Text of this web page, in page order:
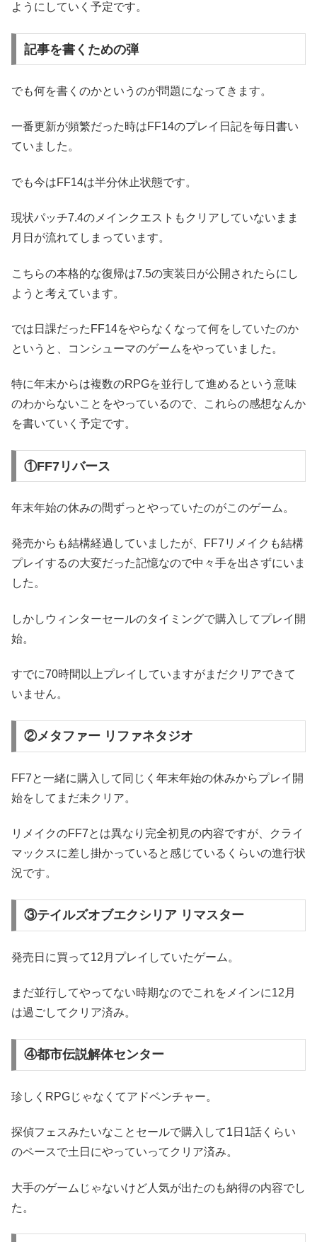
ようにしていく予定です。
記事を書くための弾
でも何を書くのかというのが問題になってきます。
一番更新が頻繁だった時はFF14のプレイ日記を毎日書い
ていました。
でも今はFF14は半分休止状態です。
現状パッチ7.4のメインクエストもクリアしていないまま
月日が流れてしまっています。
こちらの本格的な復帰は7.5の実装日が公開されたらにし
ようと考えています。
では日課だったFF14をやらなくなって何をしていたのか
というと、コンシューマのゲームをやっていました。
特に年末からは複数のRPGを並行して進めるという意味
のわからないことをやっているので、これらの感想なんか
を書いていく予定です。
①FF7リバース
年末年始の休みの間ずっとやっていたのがこのゲーム。
発売からも結構経過していましたが、FF7リメイクも結構
プレイするの大変だった記憶なので中々手を出さずにいま
した。
しかしウィンターセールのタイミングで購入してプレイ開
始。
すでに70時間以上プレイしていますがまだクリアできて
いません。
②メタファー リファネタジオ
FF7と一緒に購入して同じく年末年始の休みからプレイ開
始をしてまだ未クリア。
リメイクのFF7とは異なり完全初見の内容ですが、クライ
マックスに差し掛かっていると感じているくらいの進行状
況です。
③テイルズオブエクシリア リマスター
発売日に買って12月プレイしていたゲーム。
まだ並行してやってない時期なのでこれをメインに12月
は過ごしてクリア済み。
④都市伝説解体センター
珍しくRPGじゃなくてアドベンチャー。
探偵フェスみたいなことセールで購入して1日1話くらい
のペースで土日にやっていってクリア済み。
大手のゲームじゃないけど人気が出たのも納得の内容でし
た。